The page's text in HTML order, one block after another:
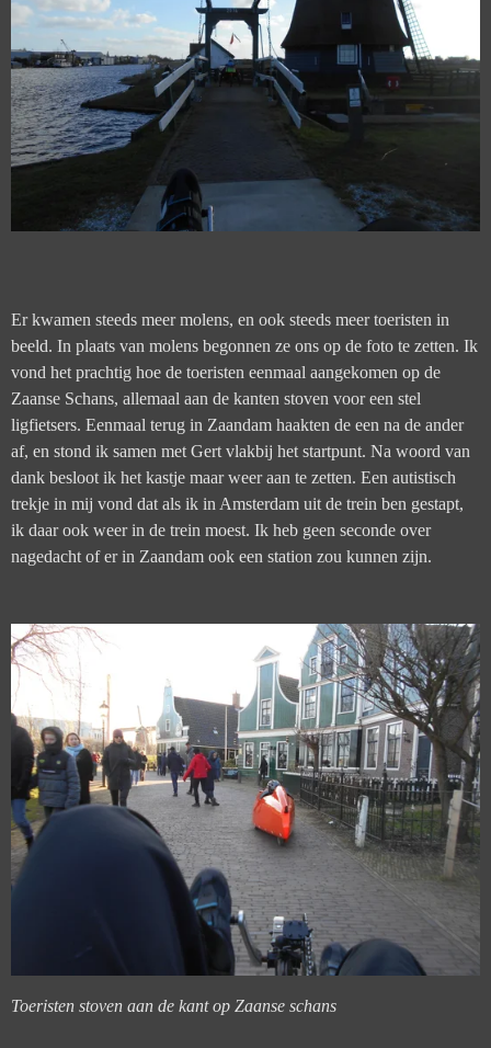
Er kwamen steeds meer molens, en ook steeds meer toeristen in
beeld. In plaats van molens begonnen ze ons op de foto te zetten. Ik
vond het prachtig hoe de toeristen eenmaal aangekomen op de
Zaanse Schans, allemaal aan de kanten stoven voor een stel
ligfietsers. Eenmaal terug in Zaandam haakten de een na de ander
af, en stond ik samen met Gert vlakbij het startpunt. Na woord van
dank besloot ik het kastje maar weer aan te zetten. Een autistisch
trekje in mij vond dat als ik in Amsterdam uit de trein ben gestapt,
ik daar ook weer in de trein moest. Ik heb geen seconde over
nagedacht of er in Zaandam ook een station zou kunnen zijn.
Toeristen stoven aan de kant op Zaanse schans